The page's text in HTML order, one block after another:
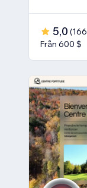
5,0 (166
Från 600 $